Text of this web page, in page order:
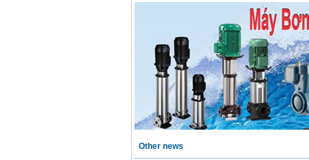
Other news